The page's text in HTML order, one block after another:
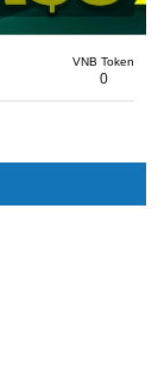
VNB Token
0